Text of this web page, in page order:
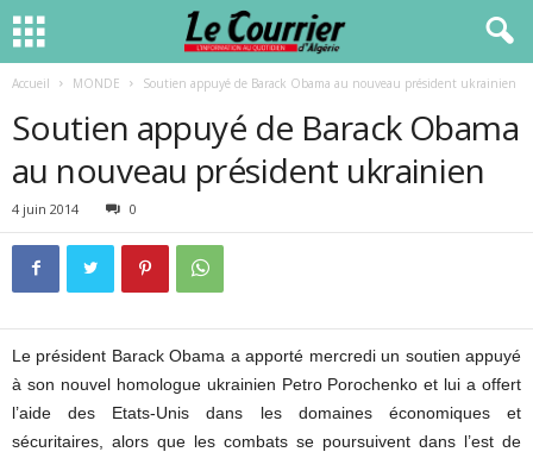
Accueil MONDE Soutien appuyé de Barack Obama au nouveau président ukrainien
Soutien appuyé de Barack Obama
au nouveau président ukrainien
4 juin 2014 0
Le président Barack Obama a apporté mercredi un soutien appuyé
à son nouvel homologue ukrainien Petro Porochenko et lui a offert
l’aide des Etats-Unis dans les domaines économiques et
sécuritaires, alors que les combats se poursuivent dans l’est de